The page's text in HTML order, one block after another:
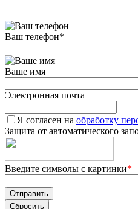
Ваш телефон*
Ваше имя
Электронная почта
Я согласен на обработку
Защита от автоматического
Введите символы с картинки*